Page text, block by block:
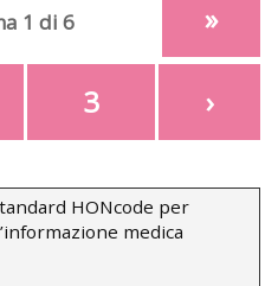
1 di 6
3 ›
»
HONcode per
medica